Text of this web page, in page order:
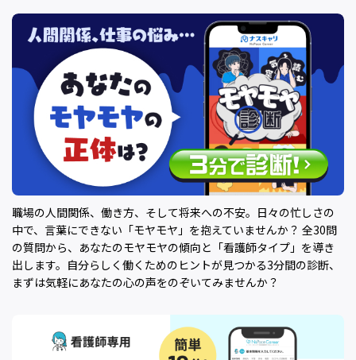
職場の人間関係、働き方、そして将来への不安。日々の忙しさの
中で、言葉にできない「モヤモヤ」を抱えていませんか？ 全30問
の質問から、あなたのモヤモヤの傾向と「看護師タイプ」を導き
出します。自分らしく働くためのヒントが見つかる3分間の診断、
まずは気軽にあなたの心の声をのぞいてみませんか？